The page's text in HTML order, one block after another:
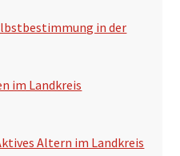
in der
im Landkreis
Altern im Landkreis